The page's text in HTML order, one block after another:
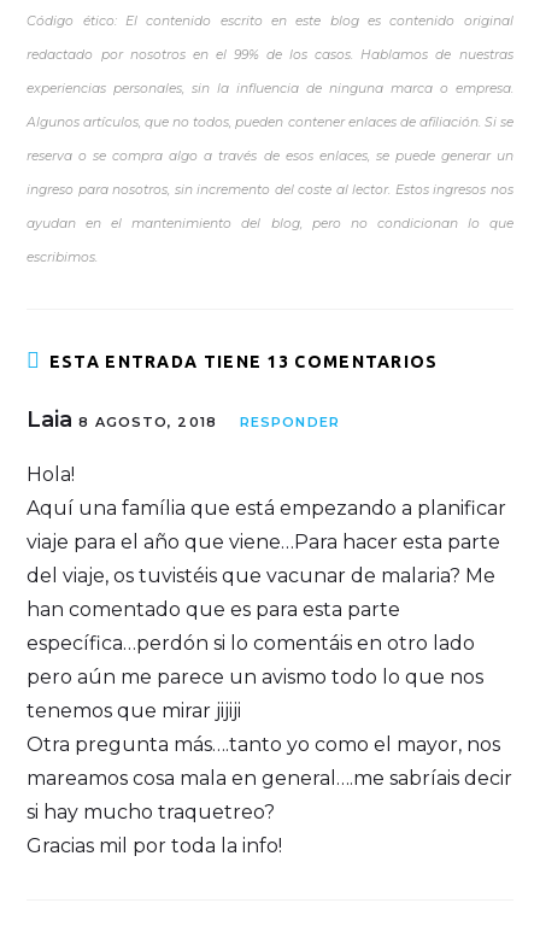
Código ético: El contenido escrito en este blog es contenido original
redactado por nosotros en el 99% de los casos. Hablamos de nuestras
experiencias personales, sin la influencia de ninguna marca o empresa.
Algunos artículos, que no todos, pueden contener enlaces de afiliación. Si se
reserva o se compra algo a través de esos enlaces, se puede generar un
ingreso para nosotros, sin incremento del coste al lector. Estos ingresos nos
ayudan en el mantenimiento del blog, pero no condicionan lo que
escribimos.
ESTA ENTRADA TIENE 13 COMENTARIOS
Laia8 AGOSTO, 2018 RESPONDER
Hola!
Aquí una família que está empezando a planificar
viaje para el año que viene…Para hacer esta parte
del viaje, os tuvistéis que vacunar de malaria? Me
han comentado que es para esta parte
específica…perdón si lo comentáis en otro lado
pero aún me parece un avismo todo lo que nos
tenemos que mirar jijiji
Otra pregunta más….tanto yo como el mayor, nos
mareamos cosa mala en general….me sabríais decir
si hay mucho traquetreo?
Gracias mil por toda la info!